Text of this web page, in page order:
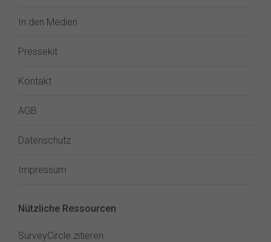
In den Medien
Pressekit
Kontakt
AGB
Datenschutz
Impressum
Nützliche Ressourcen
SurveyCircle zitieren